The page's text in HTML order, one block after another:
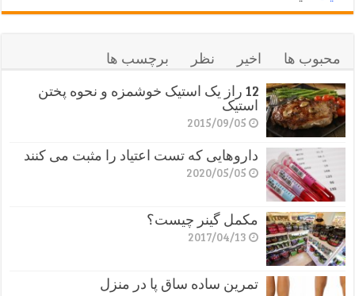
محبوب ها اخیر نظر
برچسب ها
12 راز یک استیک خوشمزه و نحوه پختن
استیک
2015/09/05
داروهایی که تست اعتیاد را مثبت می کنند
2020/05/05
مکمل گینر چیست؟
2017/04/13
تمرین ساده ساق پا در منزل